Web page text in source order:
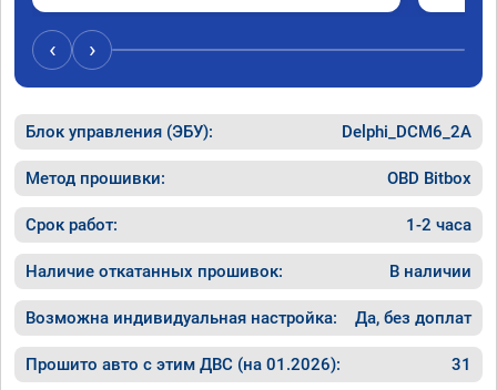
‹ ›
Блок управления (ЭБУ): Delphi_DCM6_2A
Метод прошивки: OBD Bitbox
Срок работ: 1-2 часа
Наличие откатанных прошивок: В наличии
Возможна индивидуальная настройка: Да, без доплат
Прошито авто с этим ДВС (на 01.2026): 31